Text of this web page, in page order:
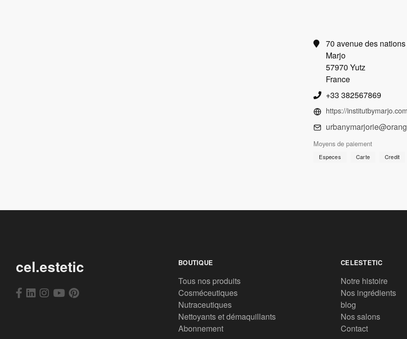
70 avenue des
Marjo
57970 Yutz
France
+33 382567869
https://
Moyens de paiement
Especes Carte Credit
cel.estetic BOUTIQUE
Tous nos produits
Cosméceutiques
Nutraceutiques
Nettoyants et démaquillants
Abonnement
CELESTETIC
Notre histoire
Nos ingrédients
blog
Nos salons
Contact